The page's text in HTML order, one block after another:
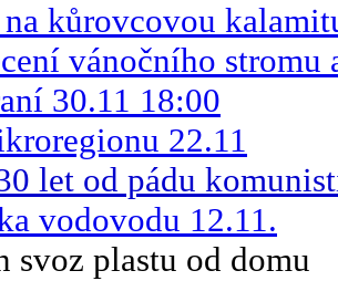
na kůrovcovou
vánočního
30.11 18:00
22.11
let od pádu
vodovodu 12.11.
svoz plastu od domu